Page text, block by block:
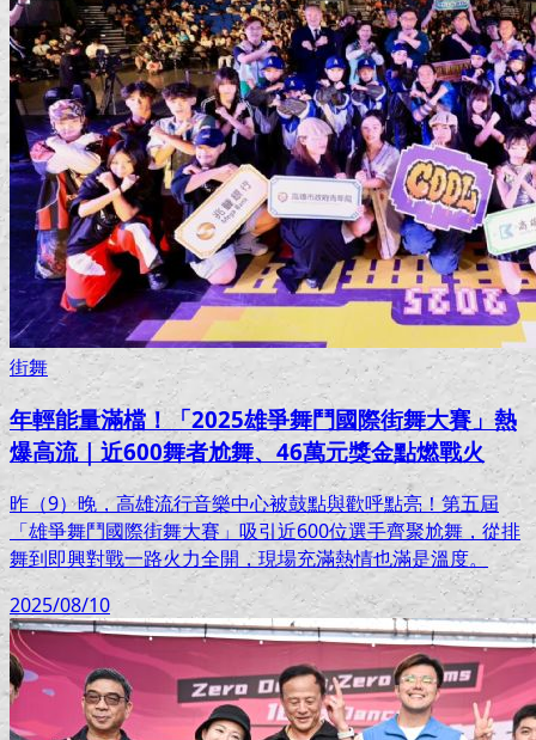
街舞
年輕能量滿檔！「2025雄爭舞鬥國際街舞大賽」熱
爆高流｜近600舞者尬舞、46萬元獎金點燃戰火
昨（9）晚，高雄流行音樂中心被鼓點與歡呼點亮！第五屆
「雄爭舞鬥國際街舞大賽」吸引近600位選手齊聚尬舞，從排
舞到即興對戰一路火力全開，現場充滿熱情也滿是溫度。
2025/08/10